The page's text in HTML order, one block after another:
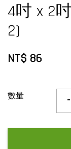
4吋 x 2
2)
NT$ 86
數量 -